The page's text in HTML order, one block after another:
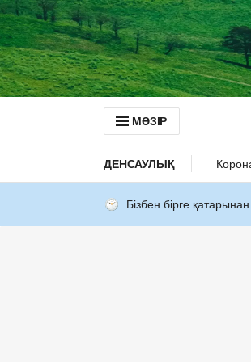
МӘЗІР
ДЕНСАУЛЫҚ
Бізбен бірге